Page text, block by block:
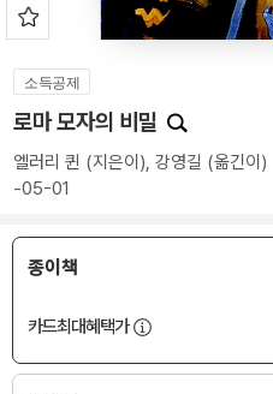
소득공제
로마 모자의 비밀
엘러리 퀸 (지은이), 강영길 (옮긴이)
-05-01
종이책
카드최대혜택가